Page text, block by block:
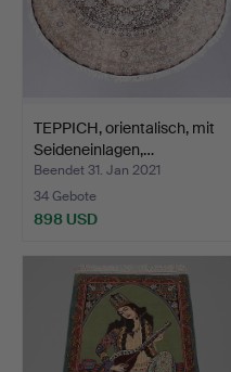
TEPPICH, orientalisch, mit
Seideneinlagen,…
Beendet 31. Jan 2021
34 Gebote
898 USD